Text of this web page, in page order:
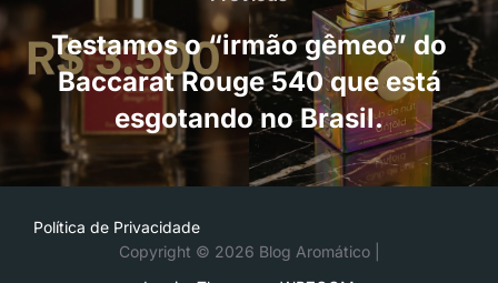
PostTestamos o “irmão gêmeo” do
Baccarat Rouge 540 que está
esgotando no Brasil.
Política de Privacidade
Copyright © 2026 Blog Aromático |